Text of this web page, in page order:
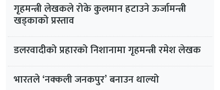
गृहमन्त्री लेखकले रोके कुलमान हटाउने ऊर्जामन्त्री
खड्काको प्रस्ताव
डलरवादीको प्रहारको निशानामा गृहमन्त्री रमेश लेखक
भारतले ‘नक्कली जनकपुर’ बनाउन थाल्यो